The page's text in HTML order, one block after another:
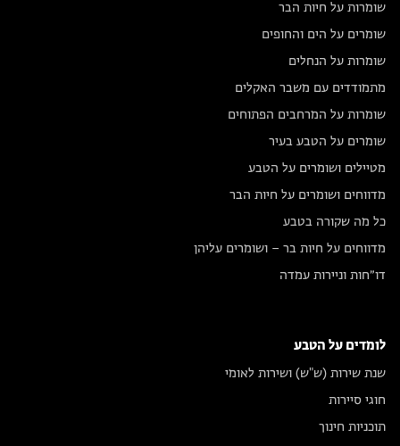
שומרות על חיות הבר
שומרים על הים והחופים
שומרות על הנחלים
מתמודדים עם משבר האקלים
שומרות על המרחבים הפתוחים
שומרים על הטבע בעיר
מטיילים ושומרים על הטבע
מדווחים ושומרים על חיות הבר
כל מה שקורה בטבע
מדווחים על חיות בר – ושומרים עליהן
דו״חות וניירות עמדה
לומדים על הטבע
שנת שירות (ש"ש) ושירות לאומי
חוגי סיירות
תוכניות חינוך